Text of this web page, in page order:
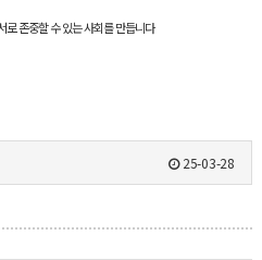
로 존중할 수 있는 사회를 만듭니다
25-03-28